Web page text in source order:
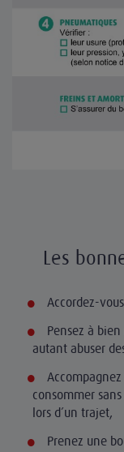
Les
Accordez-
Pensez à
autant abuser
consommer
lors d’un trajet,
Prenez une